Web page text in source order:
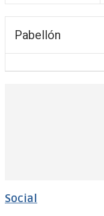
Pabellón
Social